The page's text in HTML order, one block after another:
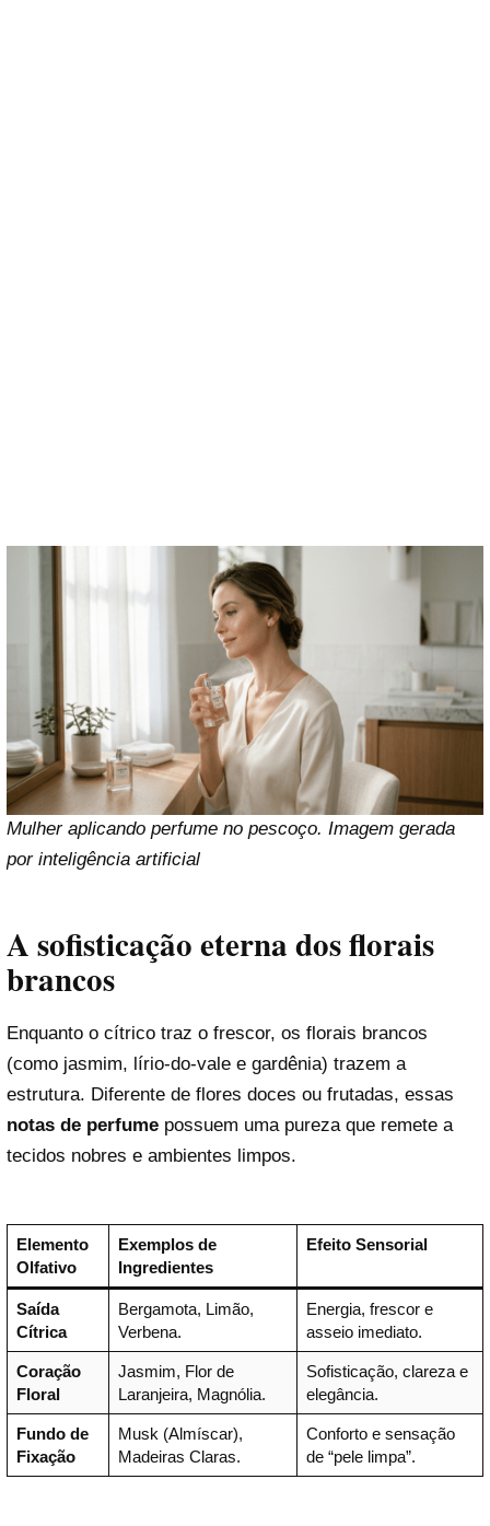
Mulher aplicando perfume no pescoço. Imagem gerada
por inteligência artificial
A sofisticação eterna dos florais
brancos
Enquanto o cítrico traz o frescor, os florais brancos
(como jasmim, lírio-do-vale e gardênia) trazem a
estrutura. Diferente de flores doces ou frutadas, essas
notas de perfume possuem uma pureza que remete a
tecidos nobres e ambientes limpos.
Elemento
Olfativo
Exemplos de
Ingredientes
Efeito Sensorial
Saída
Cítrica
Bergamota, Limão,
Verbena.
Energia, frescor e
asseio imediato.
Coração
Floral
Jasmim, Flor de
Laranjeira, Magnólia.
Sofisticação, clareza e
elegância.
Fundo de
Fixação
Musk (Almíscar),
Madeiras Claras.
Conforto e sensação
de “pele limpa”.